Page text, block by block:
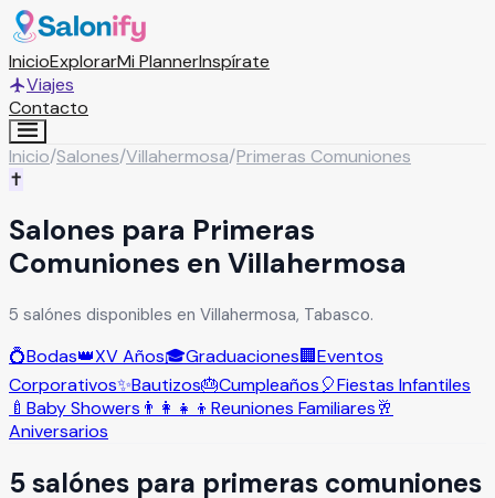
InicioExplorarMi PlannerInspírate
Viajes
Contacto
Inicio/Salones/Villahermosa/Primeras Comuniones
✝️
Salones para Primeras
Comuniones en Villahermosa
5 salónes disponibles en Villahermosa, Tabasco.
💍Bodas👑XV Años🎓Graduaciones🏢Eventos
Corporativos✨Bautizos🎂Cumpleaños🎈Fiestas Infantiles
🍼 Baby Showers 👨‍👩‍👧‍👦 Reuniones Familiares🥂
Aniversarios
5salónes para primeras comuniones